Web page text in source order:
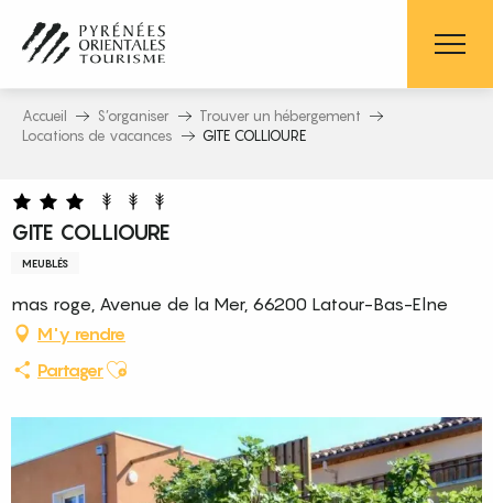
contenu
principal
Accueil S’organiser
Trouver un hébergement
Locations de vacances
GITE COLLIOURE
GITE COLLIOURE
MEUBLÉS
mas roge, Avenue de la Mer, 66200 Latour-Bas-Elne
M'y rendre
PartagerAjouter aux favoris